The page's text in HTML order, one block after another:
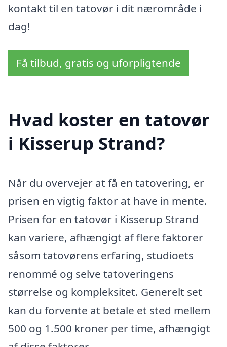
kontakt til en tatovør i dit nærområde i
dag!
Få tilbud, gratis og uforpligtende
Hvad koster en tatovør
i Kisserup Strand?
Når du overvejer at få en tatovering, er
prisen en vigtig faktor at have in mente.
Prisen for en tatovør i Kisserup Strand
kan variere, afhængigt af flere faktorer
såsom tatovørens erfaring, studioets
renommé og selve tatoveringens
størrelse og kompleksitet. Generelt set
kan du forvente at betale et sted mellem
500 og 1.500 kroner per time, afhængigt